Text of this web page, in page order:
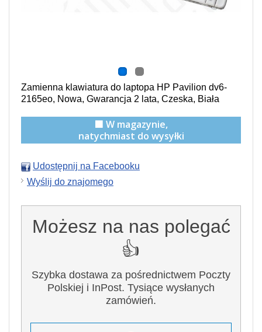
Zamienna klawiatura do laptopa HP Pavilion dv6-
2165eo, Nowa, Gwarancja 2 lata, Czeska, Biała
🟩 W magazynie,
natychmiast do wysyłki
Udostępnij na Facebooku
Wyślij do znajomego
Możesz na nas polegać
👍
Szybka dostawa za pośrednictwem Poczty
Polskiej i InPost. Tysiące wysłanych
zamówień.